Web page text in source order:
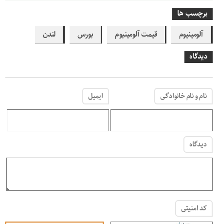
برچسب ها
آلومینیوم
قیمت آلومینیوم بورس
لندن
دیدگاه
نام و نام خانوادگی ایمیل
دیدگاه
کد امنیتی